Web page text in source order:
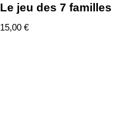
Le jeu des 7 familles
15,00€